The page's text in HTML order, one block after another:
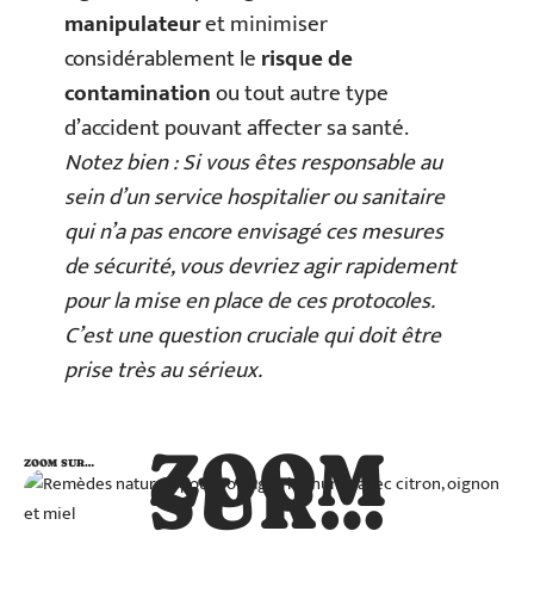
manipulateuret minimiser
considérablement lerisque de
contaminationou tout autre type
d’accident pouvant affecter sa santé.
Notez bien : Si vous êtes responsable au
sein d’un service hospitalier ou sanitaire
qui n’a pas encore envisagé ces mesures
de sécurité, vous devriez agir rapidement
pour la mise en place de ces protocoles.
C’est une question cruciale qui doit être
prise très au sérieux.
ZOOM
SUR…
ZOOM SUR…